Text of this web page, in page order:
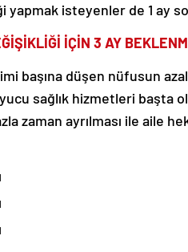
yapmak isteyenler de 1 ay
İÇİN 3 AY
başına düşen nüfusun
sağlık hizmetleri başta
zaman ayrılması ile aile